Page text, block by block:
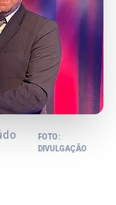
FOTO:
DIVULGAÇÃO